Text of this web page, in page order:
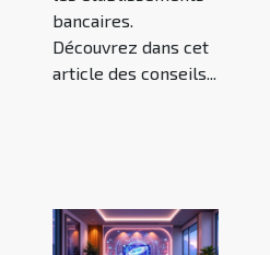
bancaires.
Découvrez dans cet
article des conseils...